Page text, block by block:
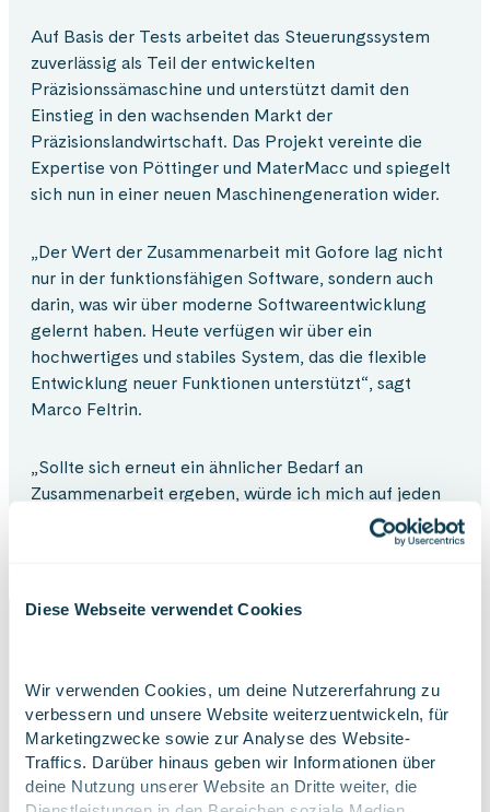
Diese Webseite verwendet Cookies
Wir verwenden Cookies, um deine Nutzererfahrung zu
verbessern und unsere Website weiterzuentwickeln, für
Marketingzwecke sowie zur Analyse des Website-
Traffics. Darüber hinaus geben wir Informationen über
deine Nutzung unserer Website an Dritte weiter, die
Auf Basis der Tests arbeitet das Steuerungssystem
zuverlässig als Teil der entwickelten
Präzisionssämaschine und unterstützt damit den
Einstieg in den wachsenden Markt der
Präzisionslandwirtschaft. Das Projekt vereinte die
Expertise von Pöttinger und MaterMacc und spiegelt
sich nun in einer neuen Maschinengeneration wider.
„Der Wert der Zusammenarbeit mit Gofore lag nicht
nur in der funktionsfähigen Software, sondern auch
darin, was wir über moderne Softwareentwicklung
gelernt haben. Heute verfügen wir über ein
hochwertiges und stabiles System, das die flexible
Entwicklung neuer Funktionen unterstützt“, sagt
Marco Feltrin.
„Sollte sich erneut ein ähnlicher Bedarf an
Zusammenarbeit ergeben, würde ich mich auf jeden
Projekt Highlights
Herausforderung